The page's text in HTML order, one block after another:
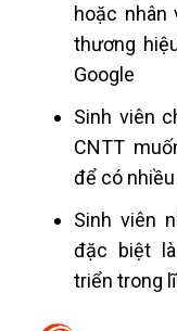
hoặc nhân
thương
Google
Sinh viên
CNTT
để có
Sinh viên
đặc biệt
triển trong